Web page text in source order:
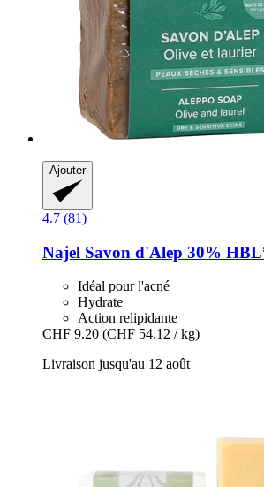
Ajouter
4.7 (81)
Najel Savon d'Alep 30%
Idéal pour l'acné
Hydrate
Action relipidante
CHF 9.20 (CHF 54.12 / kg)
Livraison jusqu'au 12 août